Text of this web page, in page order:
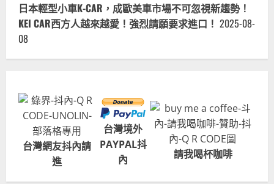
日本輕型小車K-CAR，成歐美車市場不可忽視新趨勢！
KEI CAR西方人越來越愛！強烈請願要求進口！ 2025-08-
08
台灣網友抖內請
進
台灣境外
PAYPAL抖
內
請我喝杯咖啡